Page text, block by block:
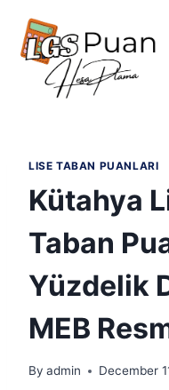
content
LISE TABAN PUANLARI
Kütahya
Taban
Yüzdelik
MEB
By admin December